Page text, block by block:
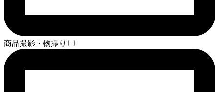
商品撮影・物撮り